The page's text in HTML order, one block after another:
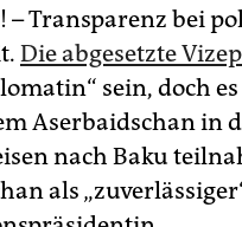
– Transparenz bei
Die abgesetzte
sein, doch
Aserbaidschan in
nach Baku
als